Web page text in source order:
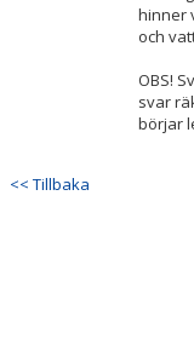
hinner
och
OBS!
svar
börjar
<< Tillbaka